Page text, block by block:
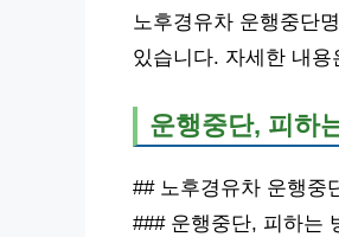
노후경유차 운행중단
있습니다. 자세한 내
운행중단, 피하
## 노후경유차 운행중
### 운행중단, 피하는